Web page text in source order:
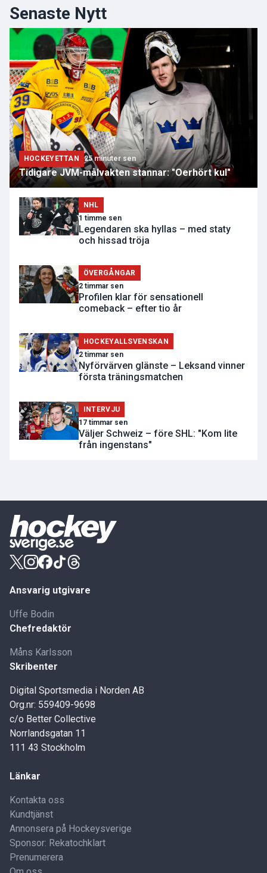
Senaste Nytt
HOCKEYETTAN 25 minuter sen
Tidigare JVM-målvakten stannar: "Oerhört kul"
NHL
1 timme sen
Legendaren ska hyllas – med staty
och hissad tröja
ÖVERGÅNGAR
2 timmar sen
Profilen klar för sensationell
comeback – efter tio år
HOCKEYALLSVENSKAN
2 timmar sen
Nyförvärven glänste – Leksand vinner
första träningsmatchen
INTERVJU
17 timmar sen
Väljer Schweiz – före SHL: "Kom lite
från ingenstans"
Ansvarig utgivare
Uffe Bodin
Chefredaktör
Måns Karlsson
Skribenter
Digital Sportsmedia i Norden AB
Org.nr: 559409-9698
c/o Better Collective
Norrlandsgatan 11
111 43 Stockholm
Länkar
Kontakta oss
Kundtjänst
Annonsera på Hockeysverige
Sponsor: Rekatochklart
Prenumerera